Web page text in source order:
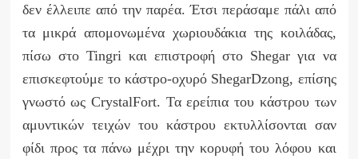
δεν έλλειπε από την παρέα. Έτσι περάσαμε πάλι από
τα μικρά απομονωμένα χωριουδάκια της κοιλάδας,
πίσω στο Tingriκαι επιστροφή στο Shegar για να
επισκεφτούμε το κάστρο-οχυρό ShegarDzong, επίσης
γνωστό ως CrystalFort. Τα ερείπια του κάστρου των
αμυντικών τειχών του κάστρου εκτυλλίσονται σαν
φίδι προς τα πάνω μέχρι την κορυφή του λόφου και